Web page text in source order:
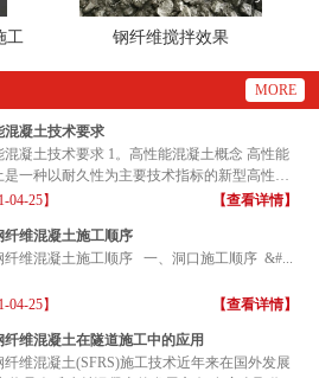
钢纤维搅拌效果
MORE
混凝土技术要求
混凝土技术要求 1。高性能混凝土概念 高性能
是一种以耐久性为主要技术指标的新型高性能
...04-25】 【查看详情】
纤维混凝土施工顺序
隧道钢纤维混凝土施工顺序 一、洞口施工顺序 &#...
04-25】 【查看详情】
纤维混凝土在隧道施工中的应用
纤维混凝土(SFRS)施工技术近年来在国外发展